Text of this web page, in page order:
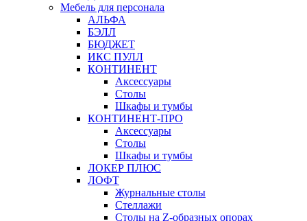
Мебель для персонала
АЛЬФА
БЭЛЛ
БЮДЖЕТ
ИКС ПУЛЛ
КОНТИНЕНТ
Аксессуары
Столы
Шкафы и тумбы
КОНТИНЕНТ-ПРО
Аксессуары
Столы
Шкафы и тумбы
ЛОКЕР ПЛЮС
ЛОФТ
Журнальные столы
Стеллажи
Столы на Z-образных опорах